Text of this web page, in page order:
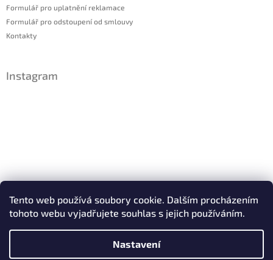
Tento web používá soubory cookie. Dalším procházením
tohoto webu vyjadřujete souhlas s jejich používáním.
Nastavení
Formulář pro uplatnění reklamace
Formulář pro odstoupení od smlouvy
Kontakty
Instagram
Sledovat na Instagramu
Facebook